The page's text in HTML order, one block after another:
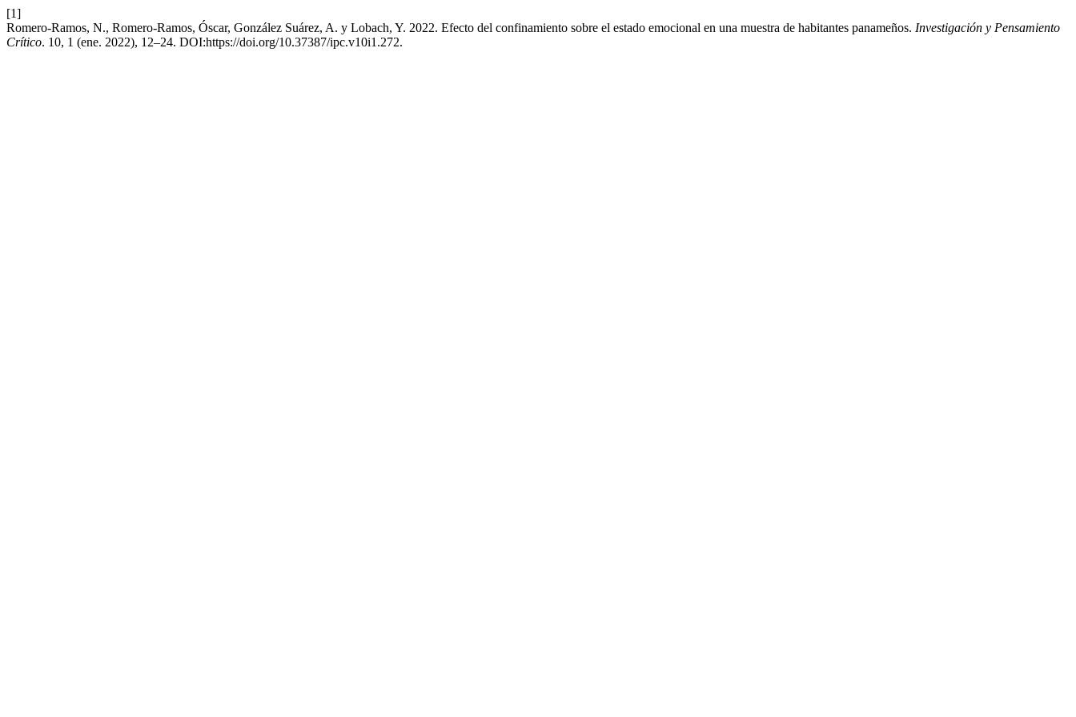
[1]
Romero-Ramos, N., Romero-Ramos, Óscar, González Suárez, A. y Lobach, Y. 2022. Efecto del confinamiento sobre el estado emocional en una muestra de habitantes panameños. Investigación y Pensamiento
Crítico. 10, 1 (ene. 2022), 12–24. DOI:https://doi.org/10.37387/ipc.v10i1.272.